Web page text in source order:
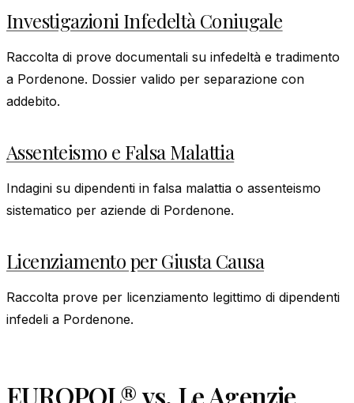
Investigazioni Infedeltà Coniugale
Raccolta di prove documentali su infedeltà e tradimento
a Pordenone. Dossier valido per separazione con
addebito.
Assenteismo e Falsa Malattia
Indagini su dipendenti in falsa malattia o assenteismo
sistematico per aziende di Pordenone.
Licenziamento per Giusta Causa
Raccolta prove per licenziamento legittimo di dipendenti
infedeli a Pordenone.
EUROPOL® vs. Le Agenzie